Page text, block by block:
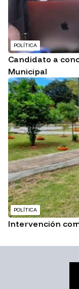
POLÍTICA
Candidato a
Municipal
POLÍTICA
Intervención